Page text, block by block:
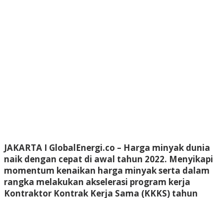
JAKARTA I GlobalEnergi.co – Harga minyak dunia
naik dengan cepat di awal tahun 2022. Menyikapi
momentum kenaikan harga minyak serta dalam
rangka melakukan akselerasi program kerja
Kontraktor Kontrak Kerja Sama (KKKS) tahun